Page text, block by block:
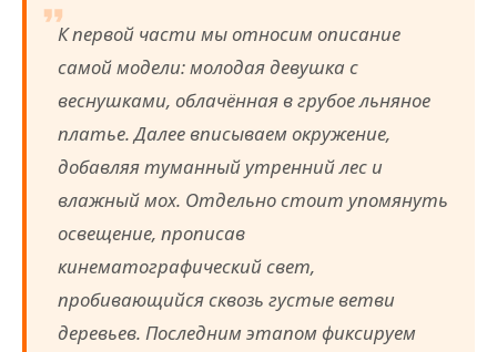
К первой части мы относим описание
самой модели: молодая девушка с
веснушками, облачённая в грубое льняное
платье. Далее вписываем окружение,
добавляя туманный утренний лес и
влажный мох. Отдельно стоит упомянуть
освещение, прописав
кинематографический свет,
пробивающийся сквозь густые ветви
деревьев. Последним этапом фиксируем